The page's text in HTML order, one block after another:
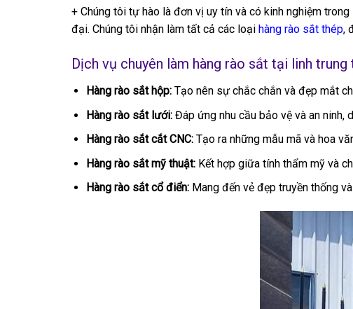
+ Chúng tôi tự hào là đơn vị uy tín và có kinh nghiệm
đại. Chúng tôi nhận làm tất cả các loại hàng rào sắt thép,
Dịch vụ chuyên làm hàng rào sắt tại linh
Hàng rào sắt hộp:Tạo nên sự chắc chắn và đẹp mắt
Hàng rào sắt lưới:Đáp ứng nhu cầu bảo vệ và an ninh,
Hàng rào sắt cắt CNC:Tạo ra những mẫu mã và hoa
Hàng rào sắt mỹ thuật:Kết hợp giữa tính thẩm mỹ và
Hàng rào sắt cổ điển:Mang đến vẻ đẹp truyền thống